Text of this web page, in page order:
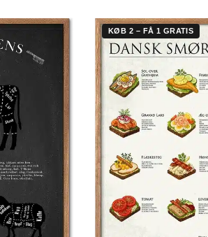
KØB 2 – FÅ 1 GRATIS